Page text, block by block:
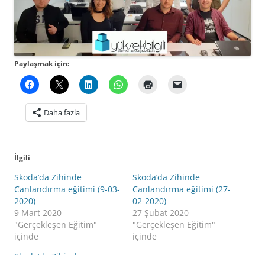
Paylaşmak için:
Daha fazla
İlgili
Skoda’da Zihinde
Canlandırma eğitimi (9-03-
2020)
9 Mart 2020
"Gerçekleşen Eğitim"
içinde
Skoda’da Zihinde
Canlandırma eğitimi (27-
02-2020)
27 Şubat 2020
"Gerçekleşen Eğitim"
içinde